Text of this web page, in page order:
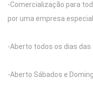
-Comercialização para
por uma empresa
-Aberto todos os dias das
-Aberto Sábados e